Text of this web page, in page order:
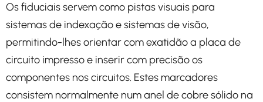
Os fiduciais servem como pistas visuais para
sistemas de indexação e sistemas de visão,
permitindo-lhes orientar com exatidão a placa de
circuito impresso e inserir com precisão os
componentes nos circuitos. Estes marcadores
consistem normalmente num anel de cobre sólido na